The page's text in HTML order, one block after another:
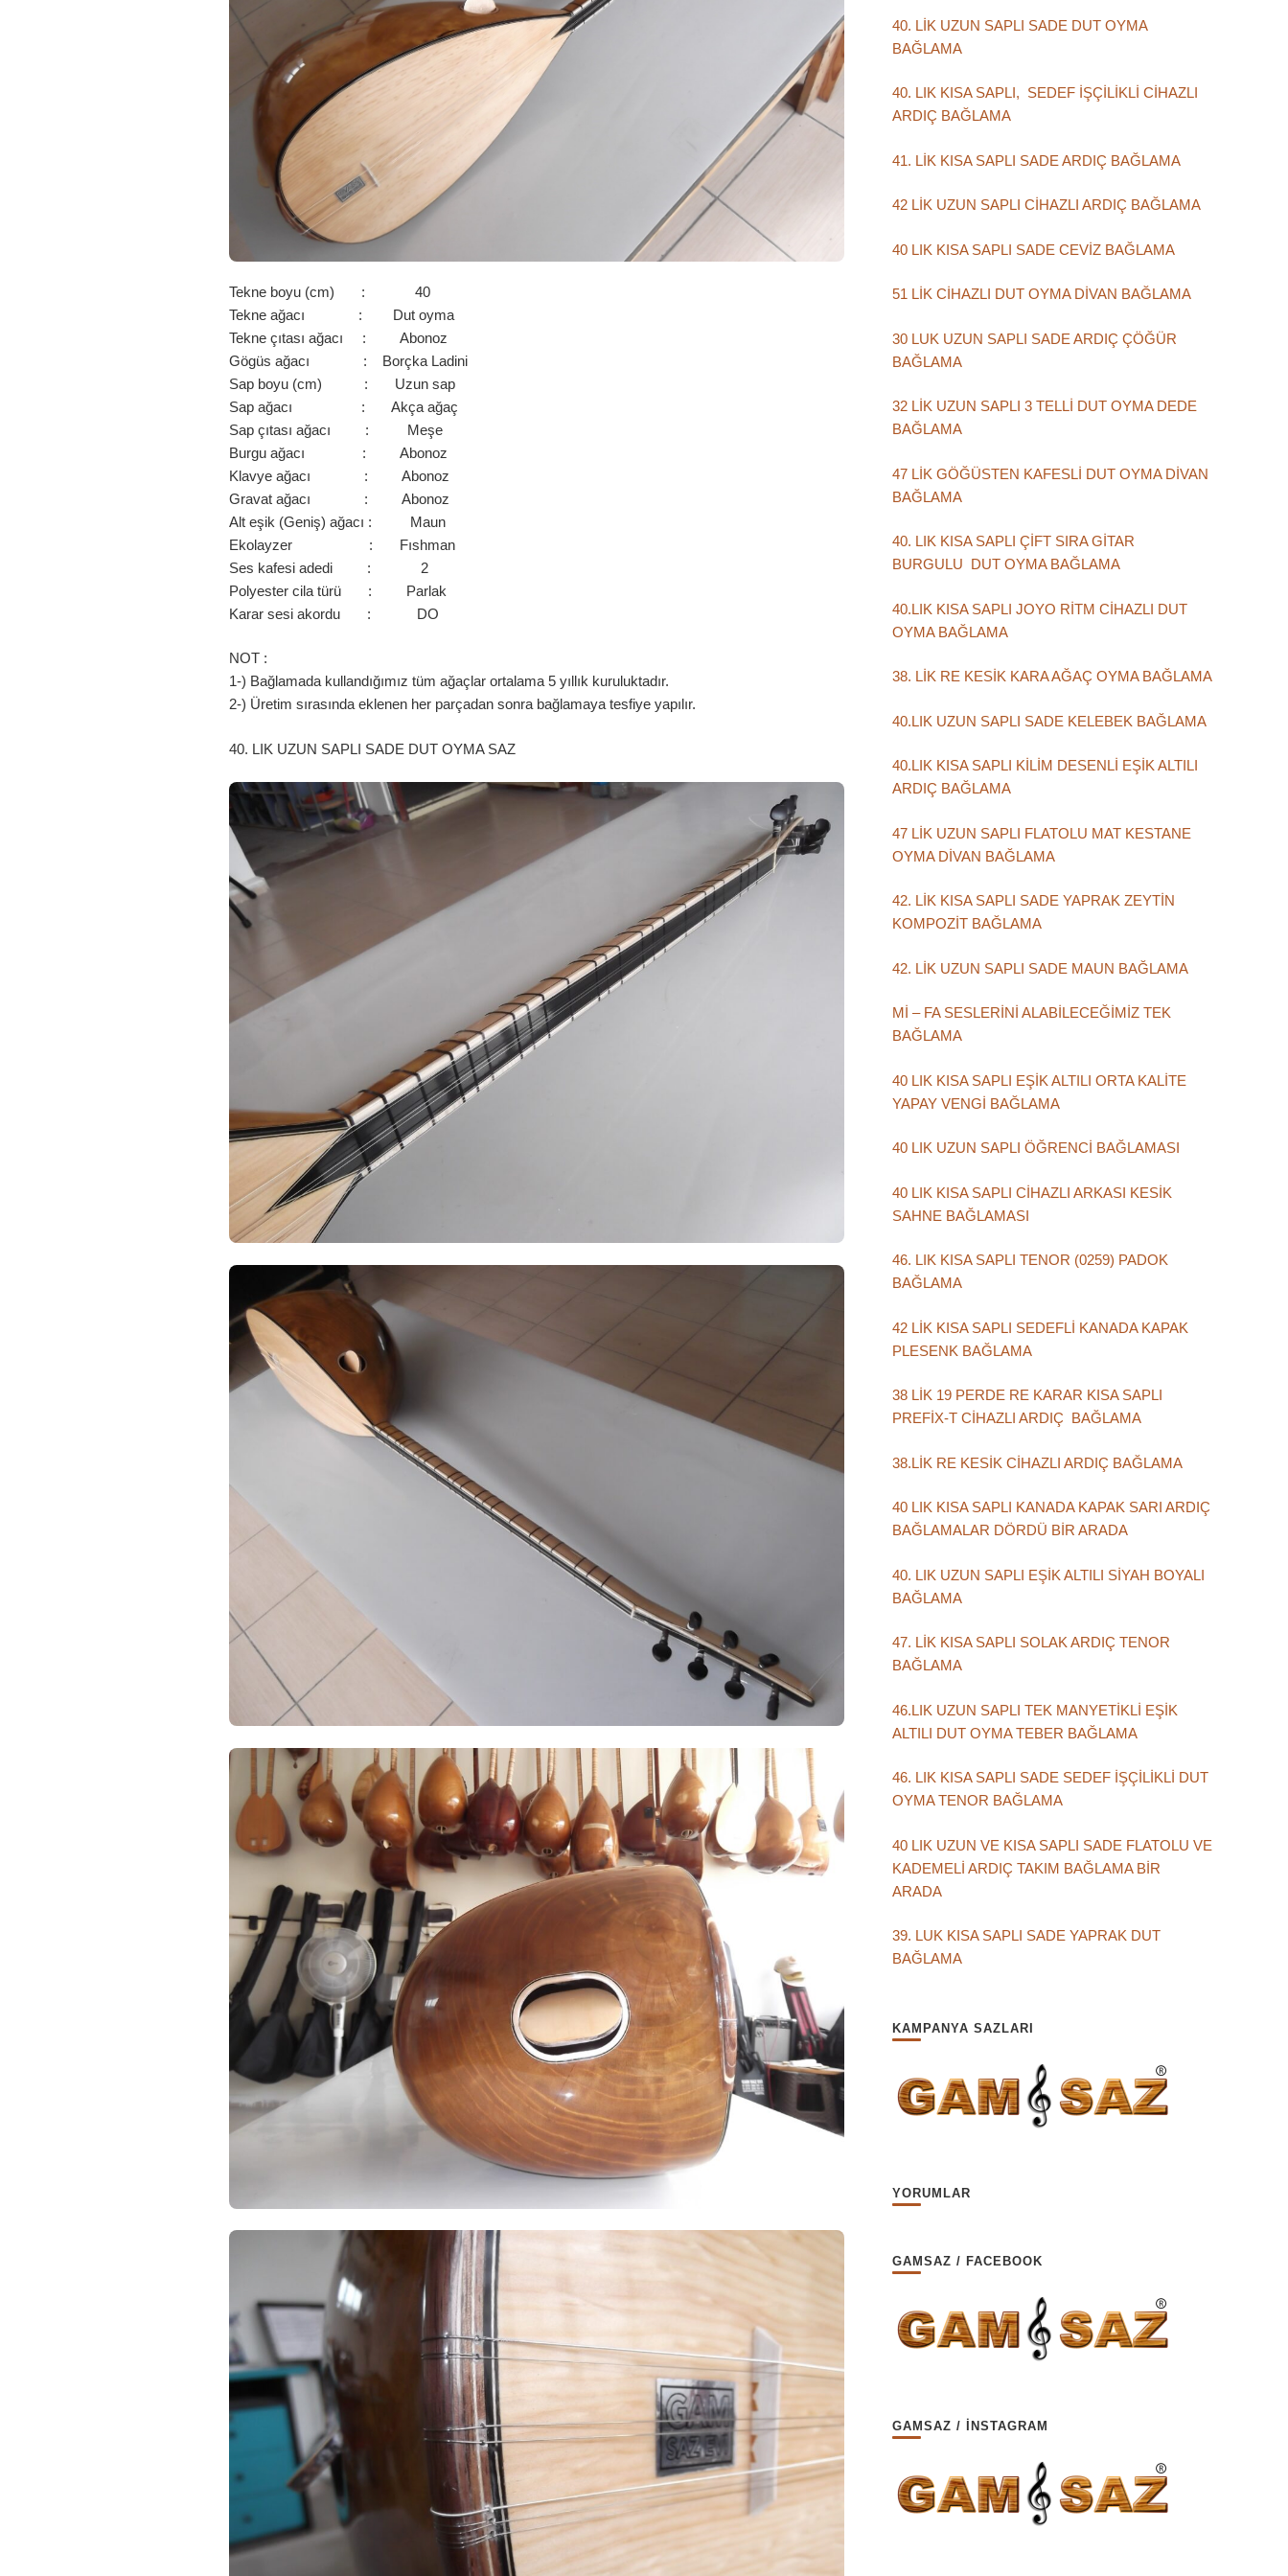
Tekne boyu (cm) : 40
Tekne ağacı : Dut oyma
Tekne çıtası ağacı : Abonoz
Gögüs ağacı : Borçka Ladini
Sap boyu (cm) : Uzun sap
Sap ağacı : Akça ağaç
Sap çıtası ağacı : Meşe
Burgu ağacı : Abonoz
Klavye ağacı : Abonoz
Gravat ağacı : Abonoz
Alt eşik (Geniş) ağacı : Maun
Ekolayzer : Fıshman
Ses kafesi adedi : 2
Polyester cila türü : Parlak
Karar sesi akordu : DO
NOT :
1-) Bağlamada kullandığımız tüm ağaçlar ortalama 5 yıllık kuruluktadır.
2-) Üretim sırasında eklenen her parçadan sonra bağlamaya tesfiye yapılır.
40. LIK UZUN SAPLI SADE DUT OYMA SAZ
40. LİK UZUN SAPLI SADE DUT OYMA
BAĞLAMA
40. LIK KISA SAPLI, SEDEF İŞÇİLİKLİ CİHAZLI
ARDIÇ BAĞLAMA
41. LİK KISA SAPLI SADE ARDIÇ BAĞLAMA
42 LİK UZUN SAPLI CİHAZLI ARDIÇ BAĞLAMA
40 LIK KISA SAPLI SADE CEVİZ BAĞLAMA
51 LİK CİHAZLI DUT OYMA DİVAN BAĞLAMA
30 LUK UZUN SAPLI SADE ARDIÇ ÇÖĞÜR
BAĞLAMA
32 LİK UZUN SAPLI 3 TELLİ DUT OYMA DEDE
BAĞLAMA
47 LİK GÖĞÜSTEN KAFESLİ DUT OYMA DİVAN
BAĞLAMA
40. LIK KISA SAPLI ÇİFT SIRA GİTAR
BURGULU DUT OYMA BAĞLAMA
40.LIK KISA SAPLI JOYO RİTM CİHAZLI DUT
OYMA BAĞLAMA
38. LİK RE KESİK KARA AĞAÇ OYMA BAĞLAMA
40.LIK UZUN SAPLI SADE KELEBEK BAĞLAMA
40.LIK KISA SAPLI KİLİM DESENLİ EŞİK ALTILI
ARDIÇ BAĞLAMA
47 LİK UZUN SAPLI FLATOLU MAT KESTANE
OYMA DİVAN BAĞLAMA
42. LİK KISA SAPLI SADE YAPRAK ZEYTİN
KOMPOZİT BAĞLAMA
42. LİK UZUN SAPLI SADE MAUN BAĞLAMA
Mİ – FA SESLERİNİ ALABİLECEĞİMİZ TEK
BAĞLAMA
40 LIK KISA SAPLI EŞİK ALTILI ORTA KALİTE
YAPAY VENGİ BAĞLAMA
40 LIK UZUN SAPLI ÖĞRENCİ BAĞLAMASI
40 LIK KISA SAPLI CİHAZLI ARKASI KESİK
SAHNE BAĞLAMASI
46. LIK KISA SAPLI TENOR (0259) PADOK
BAĞLAMA
42 LİK KISA SAPLI SEDEFLİ KANADA KAPAK
PLESENK BAĞLAMA
38 LİK 19 PERDE RE KARAR KISA SAPLI
PREFİX-T CİHAZLI ARDIÇ BAĞLAMA
38.LİK RE KESİK CİHAZLI ARDIÇ BAĞLAMA
40 LIK KISA SAPLI KANADA KAPAK SARI ARDIÇ
BAĞLAMALAR DÖRDÜ BİR ARADA
40. LIK UZUN SAPLI EŞİK ALTILI SİYAH BOYALI
BAĞLAMA
47. LİK KISA SAPLI SOLAK ARDIÇ TENOR
BAĞLAMA
46.LIK UZUN SAPLI TEK MANYETİKLİ EŞİK
ALTILI DUT OYMA TEBER BAĞLAMA
46. LIK KISA SAPLI SADE SEDEF İŞÇİLİKLİ DUT
OYMA TENOR BAĞLAMA
40 LIK UZUN VE KISA SAPLI SADE FLATOLU VE
KADEMELİ ARDIÇ TAKIM BAĞLAMA BİR
ARADA
39. LUK KISA SAPLI SADE YAPRAK DUT
BAĞLAMA
KAMPANYA SAZLARI
YORUMLAR
GAMSAZ / FACEBOOK
GAMSAZ / İNSTAGRAM